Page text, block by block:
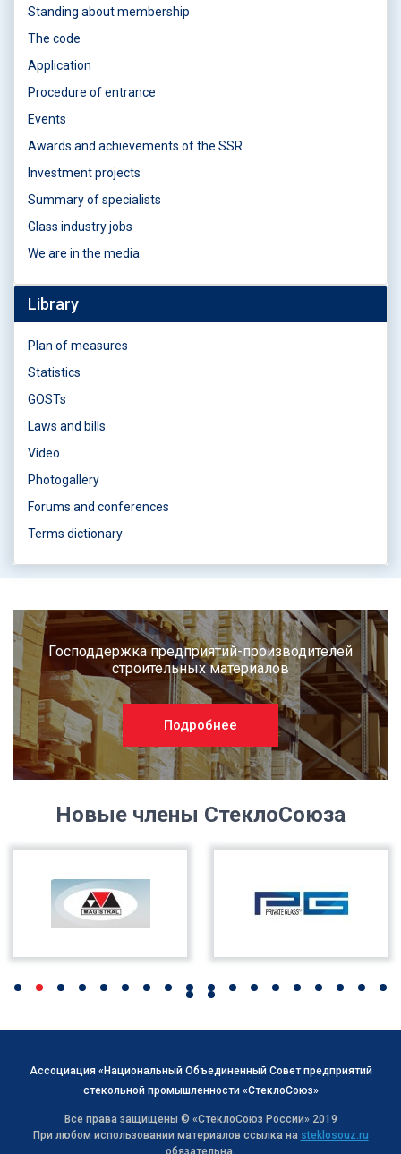
Standing about membership
The code
Application
Procedure of entrance
Events
Awards and achievements of the SSR
Investment projects
Summary of specialists
Glass industry jobs
We are in the media
Library
Plan of measures
Statistics
GOSTs
Laws and bills
Video
Photogallery
Forums and conferences
Terms dictionary
Господдержка предприятий-производителей
строительных материалов
Подробнее
Новые члены СтеклоСоюза
Ассоциация «Национальный Объединенный Совет предприятий
стекольной промышленности «СтеклоСоюз»
Все права защищены © «СтеклоСоюз Роcсии» 2019
При любом использовании материалов ссылка на steklosouz.ru
обязательна.